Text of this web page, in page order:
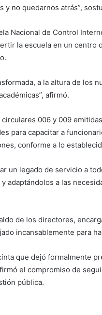
no quedarnos atrás”,
Nacional de Control
la escuela en un centro
a la altura de los
afirmó.
006 y 009
para capacitar a
conforme a lo
un legado de servicio a
adaptándolos a las
de los directores,
incansablemente para
que dejó formalmente
el compromiso de
pública.